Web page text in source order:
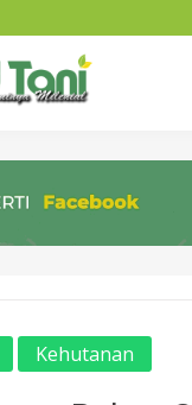
Kehutanan